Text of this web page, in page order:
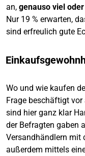
an, genauso viel
Nur 19 % erwarten,
sind erfreulich gute
Wo und wie kaufen
Frage beschäftigt
sind hier ganz klar
der Befragten gaben
Versandhändlern mit
außerdem mittels